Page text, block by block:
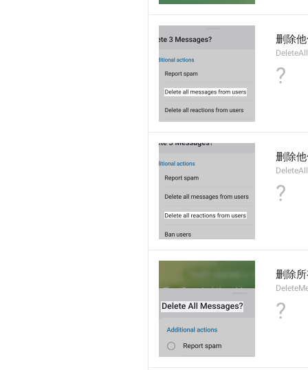
删除
?
删除
?
删除
?